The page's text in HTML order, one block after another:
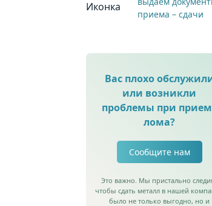
приема – сдачи
Вас плохо
или возникли
проблемы при
лома?
Сообщите нам
Это важно. Мы пристально
чтобы сдать металл в нашей
было не только выгодно, но и